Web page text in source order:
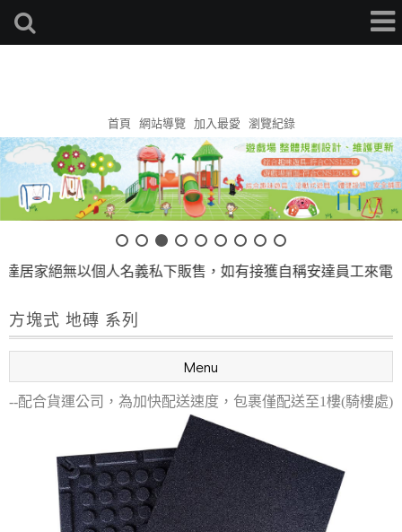
首頁 網站導覽 加入最愛 瀏覽紀錄
個人名義私下販售，如有接獲自稱安達員工來電 『切勿相
方塊式 地磚 系列
Menu
--配合貨運公司，為加快配送速度，包裹僅配送至1樓(騎樓處)